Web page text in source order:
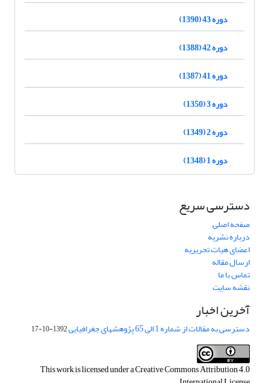
دوره 43 (1390)
دوره 42 (1388)
دوره 41 (1387)
دوره 3 (1350)
دوره 2 (1349)
دوره 1 (1348)
دسترسی سریع
صفحه اصلی
درباره نشریه
اعضای هیات تحریریه
ارسال مقاله
تماس با ما
نقشه سایت
آخرین اخبار
دسترسی به مقالات از شماره 1 الی 65 پژوهشهای جغرافیایی 1392-10-17
This work is licensed under aCreative Commons Attribution 4.0